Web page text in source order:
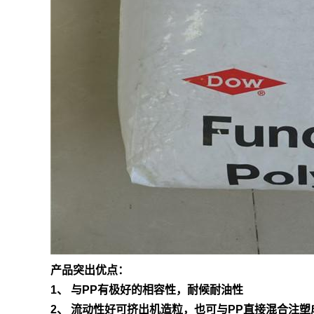
产品突出优点：
1、 与PP有极好的相容性，耐候耐油性
2、 流动性好可挤出机造粒，也可与PP直接混合注塑